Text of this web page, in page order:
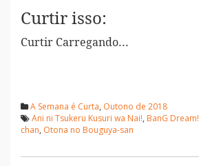
Curtir isso:
Curtir Carregando...
A Semana é Curta, Outono de 2018
Ani ni Tsukeru Kusuri wa Nai!, BanG Dream!
chan, Otona no Bouguya-san